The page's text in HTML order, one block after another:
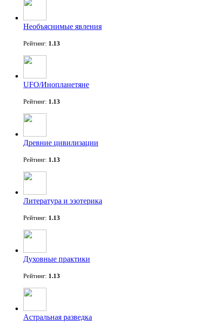
Необъяснимые явления
Рейтинг: 1.13
UFO/Инопланетяне
Рейтинг: 1.13
Древние цивилизации
Рейтинг: 1.13
Литература и эзотерика
Рейтинг: 1.13
Духовные практики
Рейтинг: 1.13
Астральная разведка